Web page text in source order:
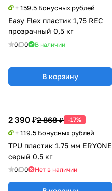
+ 159.5 Бонусных рублей
Easy Flex пластик 1,75 REC
прозрачный 0,5 кг
0 0 В наличии
В корзину
2 390 ₽2 868 ₽ -17%
+ 119.5 Бонусных рублей
TPU пластик 1.75 мм ERYONE
серый 0.5 кг
0 0 Нет в наличии